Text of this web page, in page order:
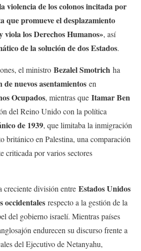
violencia de los colonos incitada por
que promueve el desplazamiento
viola los Derechos Humanos», así
de la solución de dos Estados.
el ministro Bezalel Smotrich ha
de nuevos asentamientos en
Ocupados, mientras que Itamar Ben
del Reino Unido con la política
de 1939, que limitaba la inmigración
británico en Palestina, una comparación
criticada por varios sectores
creciente división entre Estados Unidos
occidentales respecto a la gestión de la
del gobierno israelí. Mientras países
endurecen su discurso frente a
del Ejecutivo de Netanyahu,